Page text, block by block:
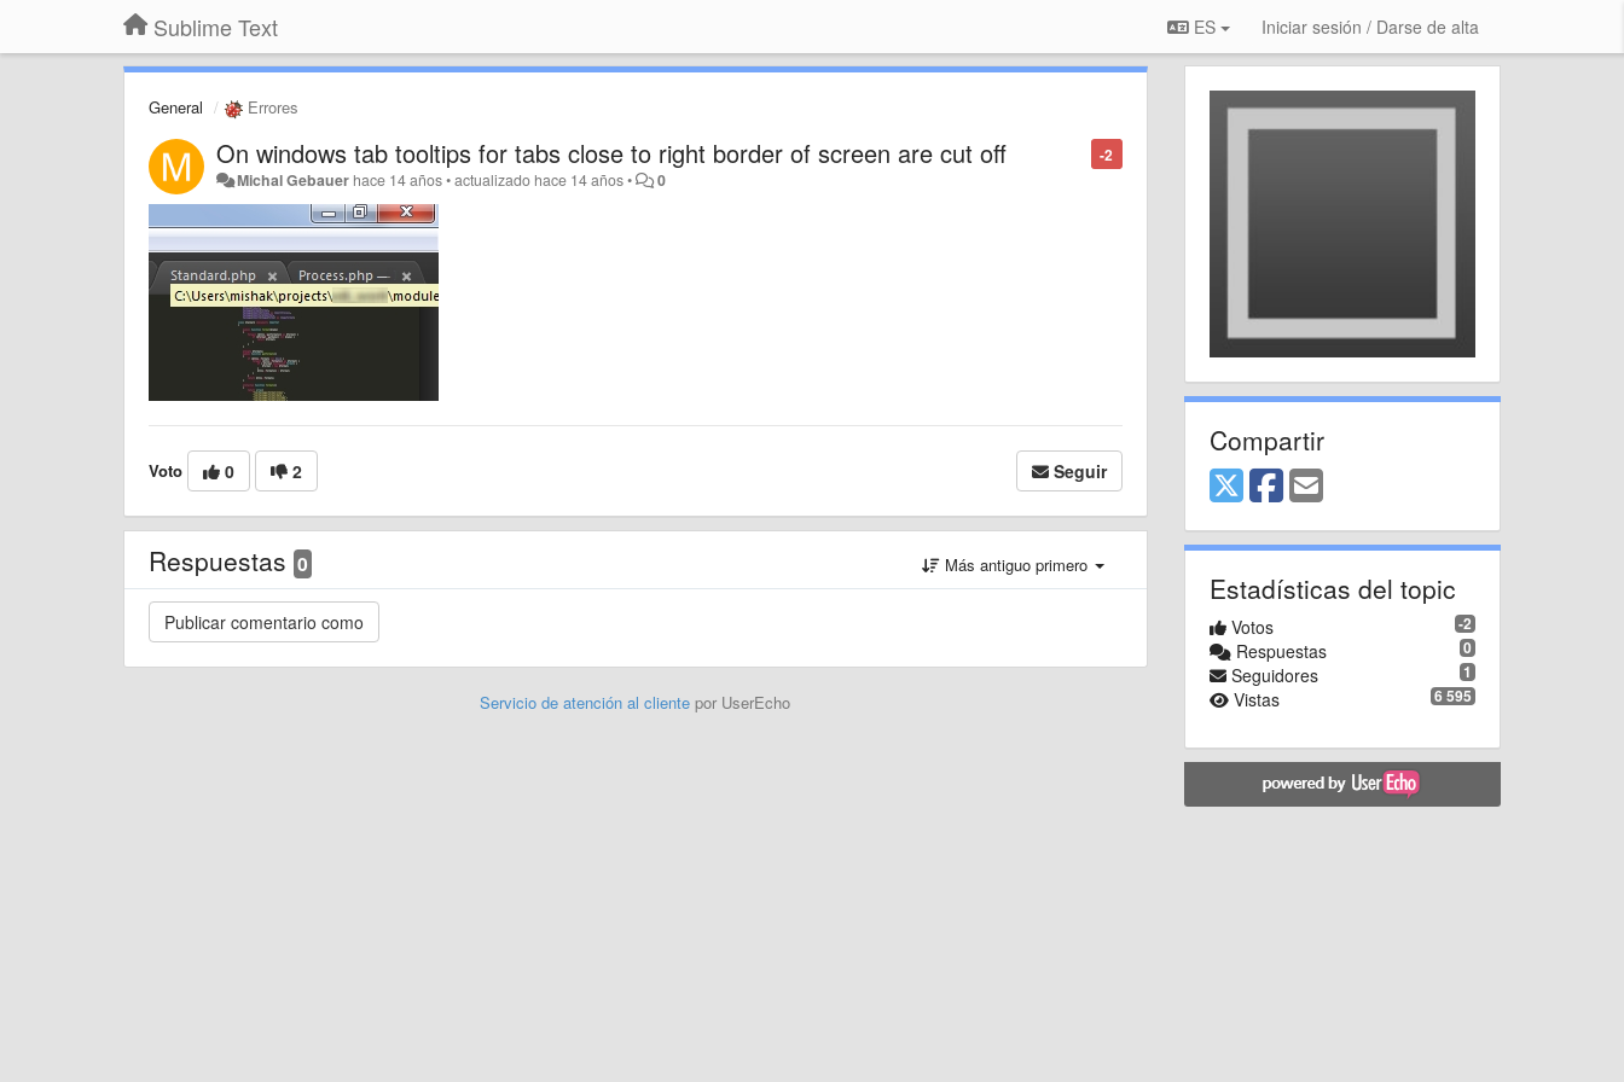
Sublime Text ES Iniciar sesión / Darse de alta
General Errores
-2
On windows tab tooltips for tabs close to right border of screen are cut off
Michal Gebauer hace 14 años•actualizado hace 14 años• 0
Voto 0 2 Seguir
Respuestas 0 Más antiguo primero
Servicio de atención al clientepor UserEcho
Compartir
Estadísticas del topic
-2
Votos
0
Respuestas
1
Seguidores
6 595
Vistas